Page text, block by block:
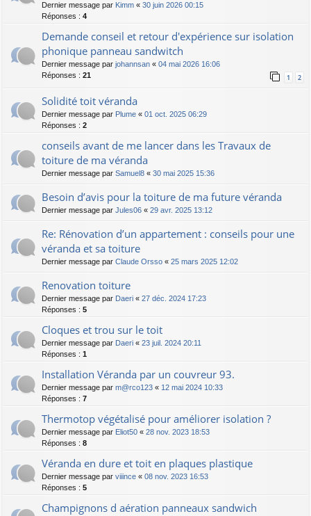
Dernier message par Kimm « 30 juin 2026 00:15
Réponses : 4
Demande conseil et retour d'expérience sur isolation
phonique panneau sandwitch
Dernier message par johannsan « 04 mai 2026 16:06
Réponses : 21 1 2
Solidité toit véranda
Dernier message par Plume « 01 oct. 2025 06:29
Réponses : 2
conseils avant de me lancer dans les Travaux de
toiture de ma véranda
Dernier message par Samuel8 « 30 mai 2025 15:36
Besoin d’avis pour la toiture de ma future véranda
Dernier message par Jules06 « 29 avr. 2025 13:12
Re: Rénovation d’un appartement : conseils pour une
véranda et sa toiture
Dernier message par Claude Orsso « 25 mars 2025 12:02
Renovation toiture
Dernier message par Daeri « 27 déc. 2024 17:23
Réponses : 5
Cloques et trou sur le toit
Dernier message par Daeri « 23 juil. 2024 20:11
Réponses : 1
Installation Véranda par un couvreur 93.
Dernier message par m@rco123 « 12 mai 2024 10:33
Réponses : 7
Thermotop végétalisé pour améliorer isolation ?
Dernier message par Eliot50 « 28 nov. 2023 18:53
Réponses : 8
Véranda en dure et toit en plaques plastique
Dernier message par viiince « 08 nov. 2023 16:53
Réponses : 5
Champignons d aération panneaux sandwich